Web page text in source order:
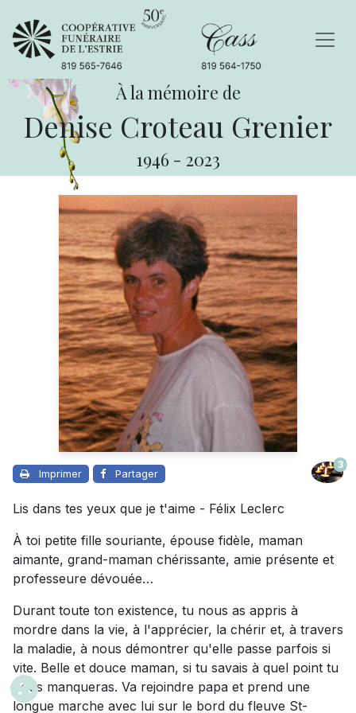
À la mémoire de
Denise Croteau Grenier
1946 - 2023
Imprimer Partager
3
Lis dans tes yeux que je t'aime - Félix Leclerc
À toi petite fille souriante, épouse fidèle, maman
aimante, grand-maman chérissante, amie présente et
professeure dévouée…
Durant toute ton existence, tu nous as appris à
mordre dans la vie, à l'apprécier, la chérir et, à travers
la maladie, à nous démontrer qu'elle passe parfois si
vite. Belle et douce maman, si tu savais à quel point tu
nous manqueras. Va rejoindre papa et prend une
longue marche avec lui sur le bord du fleuve St-